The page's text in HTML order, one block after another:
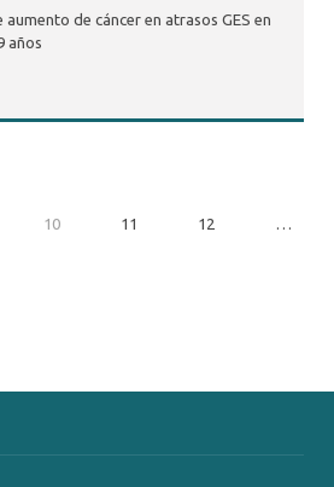
de cáncer en atrasos GES en
años
10 11 12 …